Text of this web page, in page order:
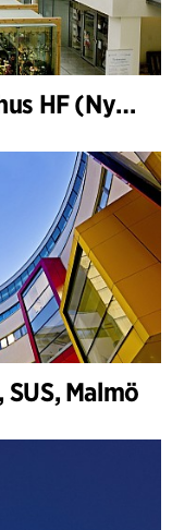
Akershus Universitetssjukhus HF (Nye Ahus)
Malmö